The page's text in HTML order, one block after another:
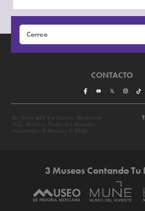
CONTACTO
3 Museos Contando